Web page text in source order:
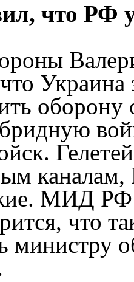
что
оборону
МИД РФ
что
министру